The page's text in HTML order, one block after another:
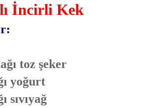
İncirli Kek
toz şeker
yoğurt
sıvıyağ